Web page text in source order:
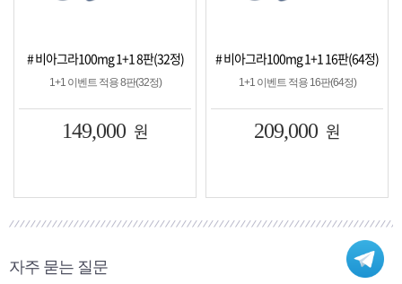
8판(32정) # 비아그라100mg 1+1 16판(64정)
1+1 이벤트 적용 16판(64정)
209,000
# 시알리스20mg
1+1 이벤트 적용 8
149,000
자주 묻는 질문